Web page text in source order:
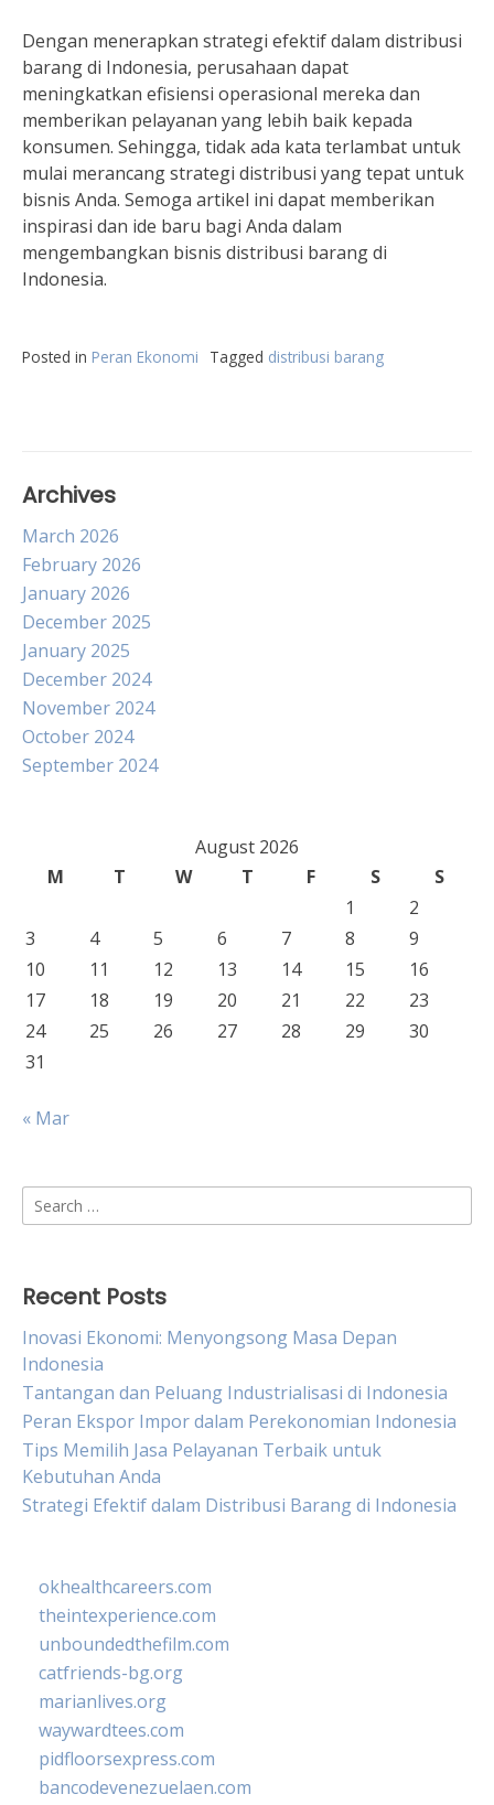
Dengan menerapkan strategi efektif dalam distribusi
barang di Indonesia, perusahaan dapat
meningkatkan efisiensi operasional mereka dan
memberikan pelayanan yang lebih baik kepada
konsumen. Sehingga, tidak ada kata terlambat untuk
mulai merancang strategi distribusi yang tepat untuk
bisnis Anda. Semoga artikel ini dapat memberikan
inspirasi dan ide baru bagi Anda dalam
mengembangkan bisnis distribusi barang di
Indonesia.
Posted in Peran Ekonomi Tagged distribusi barang
Archives
March 2026
February 2026
January 2026
December 2025
January 2025
December 2024
November 2024
October 2024
September 2024
August 2026
M
T W T F S
S
1
2
3
4 5 6 7 8
9
10
11 12 13 14 15
16
17
18 19 20 21 22
23
24
25 26 27 28 29
30
31
« Mar
Search
for:
Recent Posts
Inovasi Ekonomi: Menyongsong Masa Depan
Indonesia
Tantangan dan Peluang Industrialisasi di Indonesia
Peran Ekspor Impor dalam Perekonomian Indonesia
Tips Memilih Jasa Pelayanan Terbaik untuk
Kebutuhan Anda
Strategi Efektif dalam Distribusi Barang di Indonesia
okhealthcareers.com
theintexperience.com
unboundedthefilm.com
catfriends-bg.org
marianlives.org
waywardtees.com
pidfloorsexpress.com
bancodevenezuelaen.com